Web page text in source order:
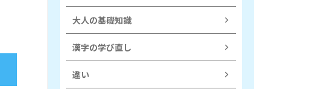
大人の基礎知識
漢字の学び直し
違い